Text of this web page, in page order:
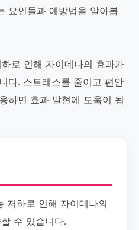
요인들과 예방법을 알아봅
로 인해 자이데나의 효과가
다. 스트레스를 줄이고 편안
하면 효과 발현에 도움이 됩
저하로 인해 자이데나의
수 있습니다.